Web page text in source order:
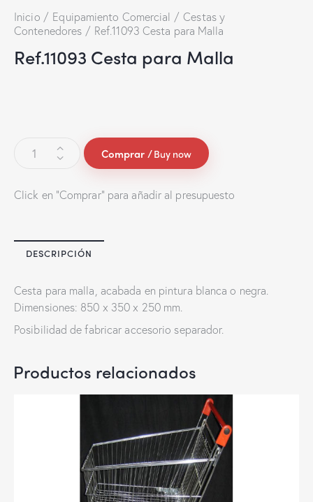
Inicio Equipamiento Comercial
Cestas y
Contenedores
Ref.11093 Cesta para Malla
Ref.11093 Cesta para Malla
Buy now
Click en "Comprar" para añadir al presupuesto
DESCRIPCIÓN
Cesta para malla, acabada en pintura blanca o negra.
Dimensiones: 850 x 350 x 250 mm.
Posibilidad de fabricar accesorio separador.
Productos relacionados